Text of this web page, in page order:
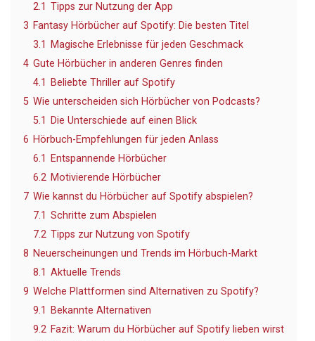
2.1 Tipps zur Nutzung der App
3 Fantasy Hörbücher auf Spotify: Die besten Titel
3.1
Magische Erlebnisse für jeden Geschmack
4 Gute Hörbücher in anderen Genres finden
4.1
Beliebte Thriller auf Spotify
5 Wie unterscheiden sich Hörbücher von Podcasts?
5.1
Die Unterschiede auf einen Blick
6 Hörbuch-Empfehlungen für jeden Anlass
6.1
Entspannende Hörbücher
6.2 Motivierende Hörbücher
7 Wie kannst du Hörbücher auf Spotify abspielen?
7.1 Schritte zum Abspielen
7.2 Tipps zur Nutzung von Spotify
8 Neuerscheinungen und Trends im Hörbuch-Markt
8.1 Aktuelle Trends
9 Welche Plattformen sind Alternativen zu Spotify?
9.1
Bekannte Alternativen
9.2 Fazit: Warum du Hörbücher auf Spotify lieben wirst